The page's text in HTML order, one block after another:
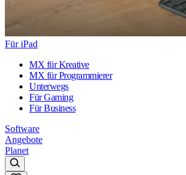
Für iPad
MX für Kreative
MX für Programmierer
Unterwegs
Für Gaming
Für Business
Software
Angebote
Planet